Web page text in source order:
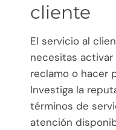
cliente
El servicio al
necesitas
reclamo o hacer
Investiga la
términos de
atención